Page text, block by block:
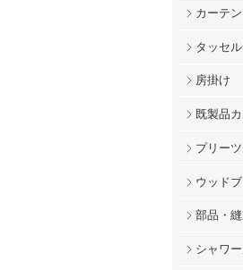
カーテ
タッセル
房掛け
既製品
プリー
ウッド
部品・
シャワ